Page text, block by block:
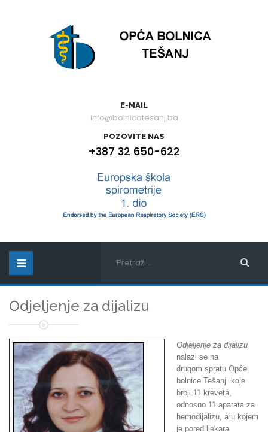
E-MAIL
info@bolnicatesanj.ba
POZOVITE NAS
+387 32 650-622
Odjeljenje za dijalizu
Odjeljenje za dijalizu
nalazi se na
drugom spratu Opće
bolnice Tešanj koje
broji 11 kreveta,
odnosno 11 aparata za
hemodijalizu, a u kojem
je pored ljekara